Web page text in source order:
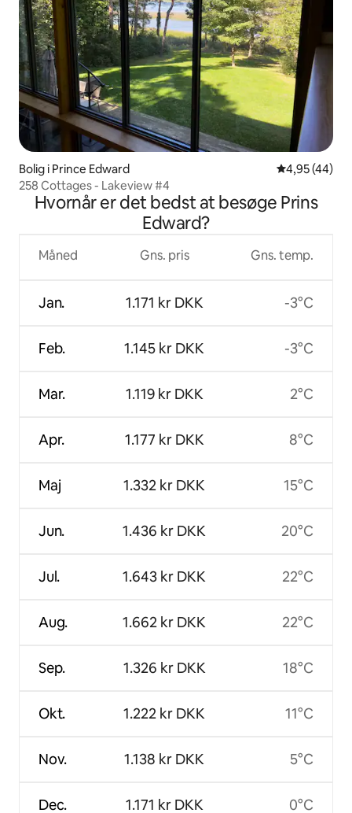
Bolig i Prince Edward 4,95 ud af 5 i
4,95 (44)
258 Cottages - Lakeview #4
Hvornår er det bedst at besøge Prins
Edward?
Måned
Jan.
Feb.
Mar.
Apr.
Maj
Jun.
Jul.
Aug.
Sep.
Okt.
Nov.
Dec.
Gns. pris
1.171 kr DKK
1.145 kr DKK
1.119 kr DKK
1.177 kr DKK
1.332 kr DKK
1.436 kr DKK
1.643 kr DKK
1.662 kr DKK
1.326 kr DKK
1.222 kr DKK
1.138 kr DKK
1.171 kr DKK
Gns. temp.
-3°C
-3°C
2°C
8°C
15°C
20°C
22°C
22°C
18°C
11°C
5°C
0°C